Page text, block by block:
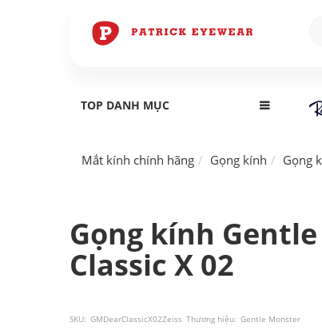
TOP DANH MỤC
Mắt kính chính hãng Gọng kính Gọng
Gọng kính
Classic X 02
SKU: GMDearClassicX02Zeiss Thương hiệu: Gentle Monster